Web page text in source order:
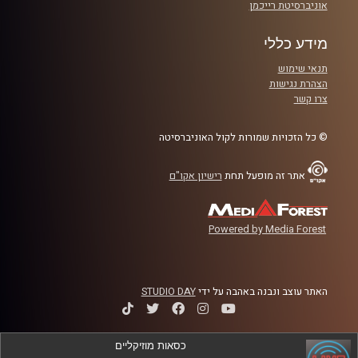
אוניברסיטת רייכמן
מידע כללי
תנאי שימוש
הצהרת נגישות
צרו קשר
© כל הזכויות שמורות לקול האוניברסיטה
אתר זה מופעל תחת רישיון אקו"ם
Powered by Media Forest
האתר עוצב ונבנה באהבה על ידיSTUDIO DAY
כסאות מוזיקליים